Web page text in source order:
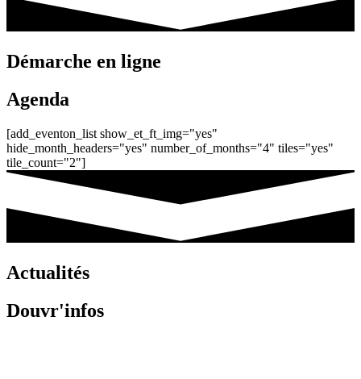
Démarche en ligne
Agenda
[add_eventon_list show_et_ft_img="yes"
hide_month_headers="yes" number_of_months="4" tiles="yes"
tile_count="2"]
Actualités
Douvr'infos